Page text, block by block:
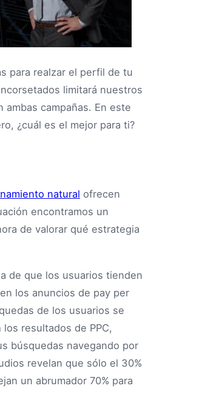
para realzar el perfil de tu
limitará nuestros
campañas. En este
¿cuál es el mejor para ti?
natural ofrecen
encontramos un
de valorar qué estrategia
de que los usuarios tienden
los anuncios de pay per
de los usuarios se
resultados de PPC,
búsquedas navegando por
revelan que sólo el 30%
un abrumador 70% para